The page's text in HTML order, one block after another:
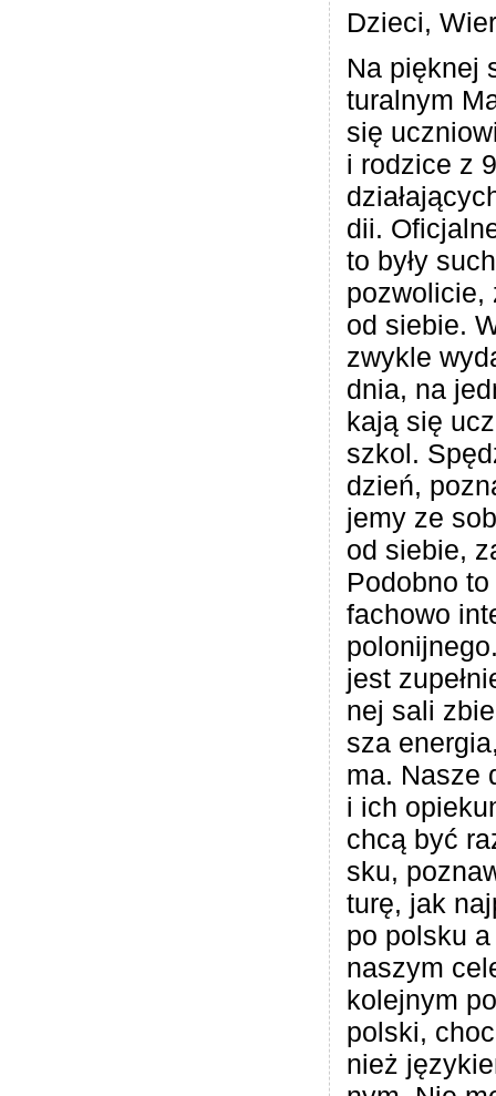
Dzieci,
Na pięk­nej
tu­ral­nym
się
i rodzice z
dii.
to były
pozwo­li­cie,
od sie­bie.
zwy­kle
dnia, na
kają się
szkol.
dzień,
jemy ze
od sie­bie,
Podobno
fachowo
jest
nej sali
sza
ma. Nasze
i ich
chcą być
sku,
turę, jak
po pol­sku
naszym
kolej­nym
pol­ski,
nież